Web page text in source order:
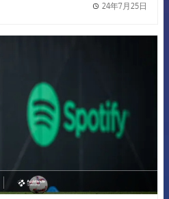
24年7月25日
asistencia